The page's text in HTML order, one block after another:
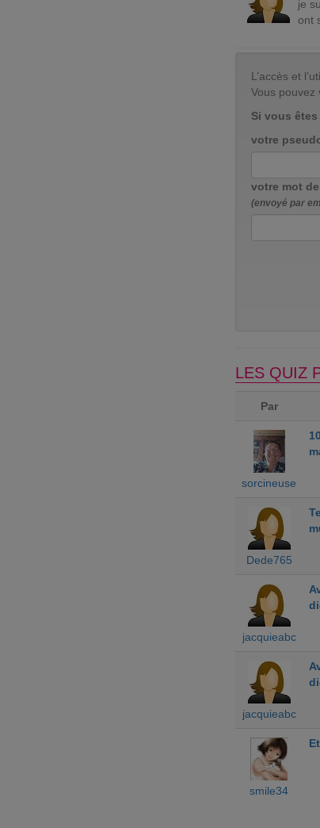
je
ont
L’accès et
Vous pouvez
Si vous
votre
votre mot
(envoyé par
LES QUIZ
Par
sorcineuse
Dede765
jacquieabc
jacquieabc
smile34